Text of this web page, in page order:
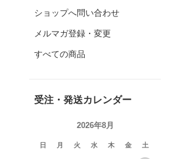
ショップへ問い合わせ
メルマガ登録・変更
すべての商品
受注・発送カレンダー
2026年8月
日 月 火 水 木 金 土